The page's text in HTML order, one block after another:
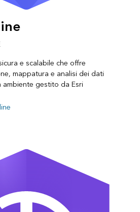
e scalabile che offre
mappatura e analisi dei dati
gestito da Esri